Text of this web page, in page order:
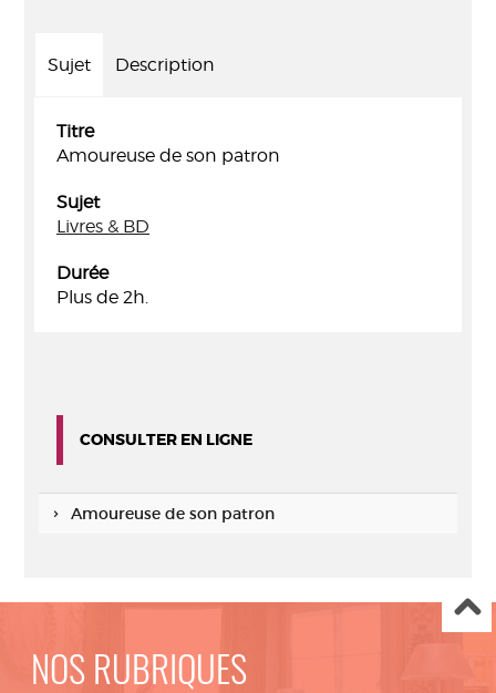
Sujet Description
Titre
Amoureuse de son patron
Sujet
Livres & BD
Durée
Plus de 2h.
CONSULTER EN LIGNE
Amoureuse de son patron
NOS RUBRIQUES